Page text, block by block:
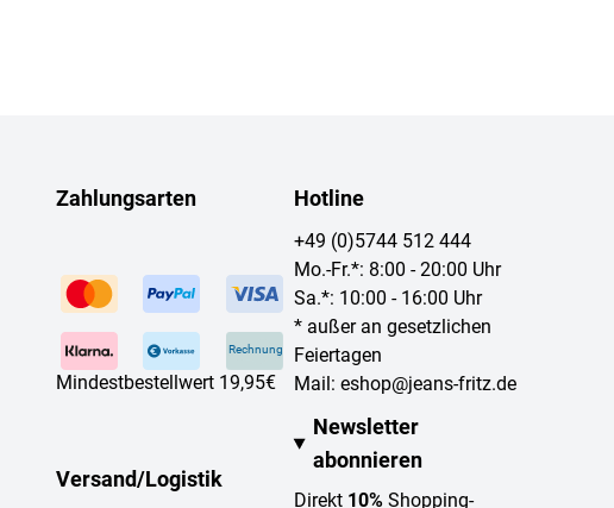
Zahlungsarten
Rechnung
Mindestbestellwert 19,95€
Versand/Logistik
Hotline
+49 (0)5744 512 444
Mo.-Fr.*: 8:00 - 20:00 Uhr
Sa.*: 10:00 - 16:00 Uhr
* außer an gesetzlichen
Feiertagen
Mail: eshop@jeans-fritz.de
Newsletter
abonnieren
Direkt 10%Shopping-